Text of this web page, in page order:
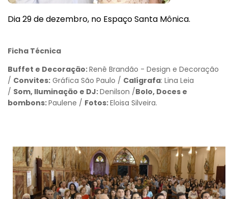
Dia 29 de dezembro, no Espaço Santa Mônica.
Ficha Técnica
Buffet e Decoração:Renê Brandão - Design e Decoração
/ Convites: Gráfica São Paulo / Calígrafa: Lina Leia
/ Som, Iluminação e DJ:Denilson /Bolo, Doces e
bombons:Paulene / Fotos:Eloisa Silveira.